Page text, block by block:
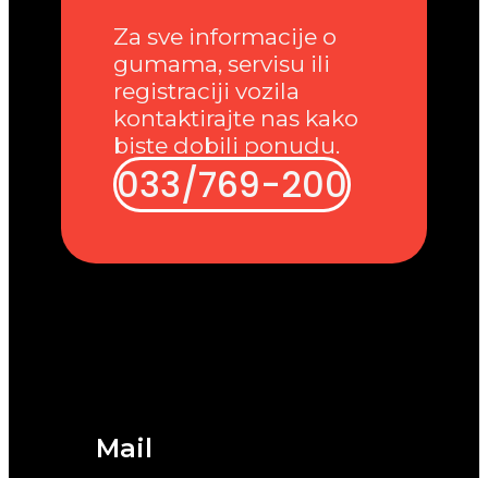
Mail
Za sve informacije o
gumama, servisu ili
registraciji vozila
kontaktirajte nas kako
biste dobili ponudu.
033/769-200